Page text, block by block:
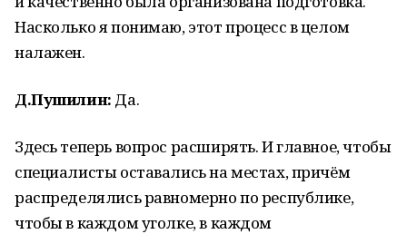
Насколько я понимаю, этот процесс в целом
налажен.
Д.Пушилин: Да.
Здесь теперь вопрос расширять. И главное, чтобы
специалисты оставались на местах, причём
распределялись равномерно по республике,
чтобы в каждом уголке, в каждом